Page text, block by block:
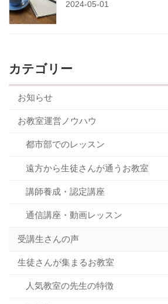
2024-05-01
カテゴリー
お知らせ
お教室運営ノウハウ
都市部でのレッスン
遠方から生徒さんが通うお教室
講師養成・認定講座
通信講座・動画レッスン
受講生さんの声
生徒さんが集まるお教室
人気教室の先生の特徴